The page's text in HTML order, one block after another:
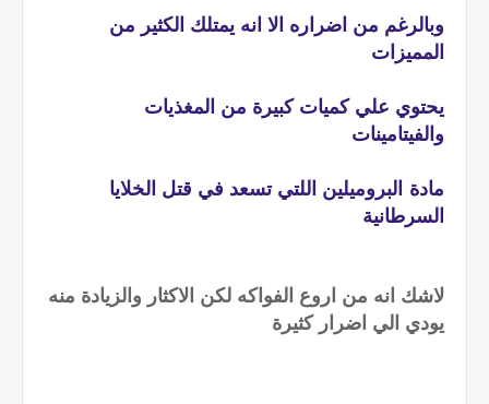
وبالرغم من اضراره الا انه يمتلك الكثير من
المميزات
يحتوي علي كميات كبيرة من المغذيات
والفيتامينات
مادة البروميلين اللتي تسعد في قتل الخلايا
السرطانية
لاشك انه من اروع الفواكه لكن الاكثار والزيادة منه
يودي الي اضرار كثيرة